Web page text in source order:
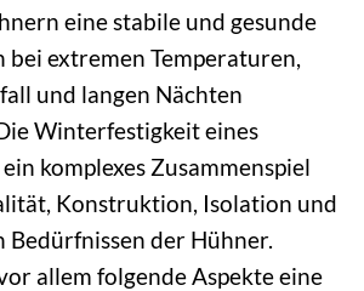
eine stabile und gesunde
bei extremen Temperaturen,
und langen Nächten
Winterfestigkeit eines
komplexes Zusammenspiel
Konstruktion, Isolation und
Bedürfnissen der Hühner.
allem folgende Aspekte eine